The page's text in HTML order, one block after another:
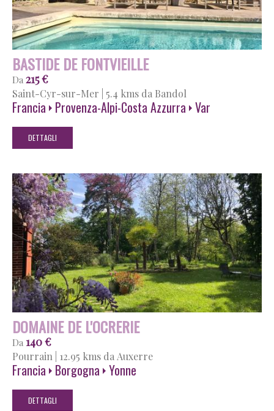
BASTIDE DE FONTVIEILLE
Da 215 €
Saint-Cyr-sur-Mer 5.4 kms da Bandol
Francia Provenza-Alpi-Costa Azzurra Var
DETTAGLI
DOMAINE DE L'OCRERIE
Da 140 €
Pourrain 12.95 kms da Auxerre
Francia Borgogna Yonne
DETTAGLI